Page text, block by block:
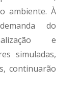
ambiente. À
do
e
simuladas,
continuarão